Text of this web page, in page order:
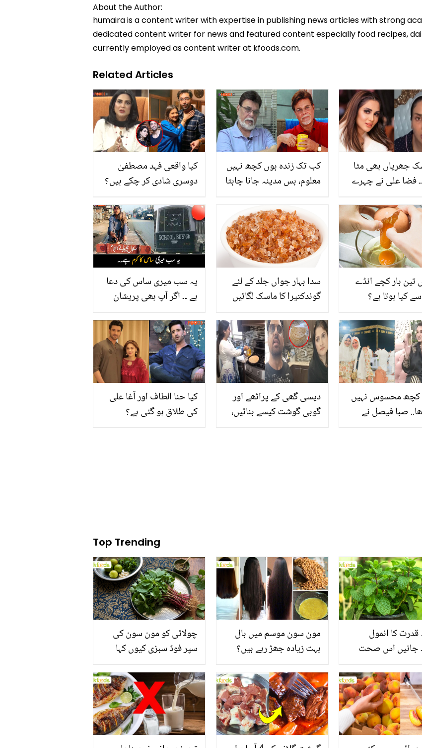
About the Author:
humaira is a content writer with expertise in publishing news articles with strong
dedicated content writer for news and featured content especially food recipes,
currently employed as content writer at kfoods.com.
Related Articles
کیا واقعی فہد مصطفیٰ
دوسری شادی کر چکے ہیں؟
ویڈیو
کب تک زندہ ہوں کچھ نہیں
معلوم، بس مدینہ جانا چاہتا
کہاں غائب ہیں؟ ان کی
زندگی سے متعلق ان سنی
باتیں
جھریاں بھی مٹا
فضا علی نے چہرے
ماسک بتادیا؟
یہ سب میری ساس کی دعا
ہے ۔۔ اگر آپ بھی پریشان
ہماری نظر سے دیکھیے جو
آپ کو خوش کر دیں گی
سدا بہار جواں جلد کے لئے
گوندکتیرا کا ماسک لگائیں
مٹائے ڈھونڈنے سے بھی نظر
نہ آئے
تین بار کچے انڈے
کیا ہوتا ہے؟
کیا حنا الطاف اور آغا علی
کی طلاق ہو گئی ہے؟
دیسی گھی کے پراٹھے اور
گوبی گوشت کیسے بنائیں،
محسوس نہیں
صبا فیصل نے
Top Trending
چولائی کو مون سون کی
سپر فوڈ سبزی کیوں کہا
منرلز اور اینٹی آکسیڈنٹس
سے بھرپور اس سبزی کے
فائدے
مون سون موسم میں بال
بہت زیادہ جھڑ رہے ہیں؟
بنانے کے چند قدرتی طریقے
قدرت کا انمول
جانیں اس صحت
فوائد